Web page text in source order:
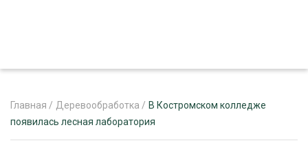
Главная / Деревообработка / В Костромском колледже
появилась лесная лаборатория